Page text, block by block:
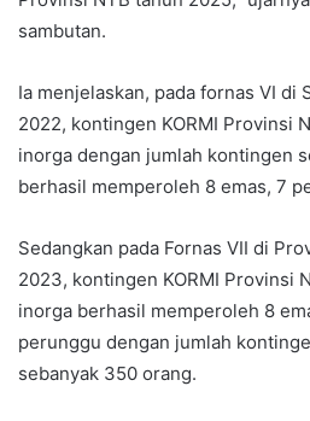
sambutan.
Ia menjelaskan, pada fornas VI di
2022, kontingen KORMI Provinsi
inorga dengan jumlah kontingen
berhasil memperoleh 8 emas, 7
Sedangkan pada Fornas VII di
2023, kontingen KORMI Provinsi
inorga berhasil memperoleh 8
perunggu dengan jumlah
sebanyak 350 orang.